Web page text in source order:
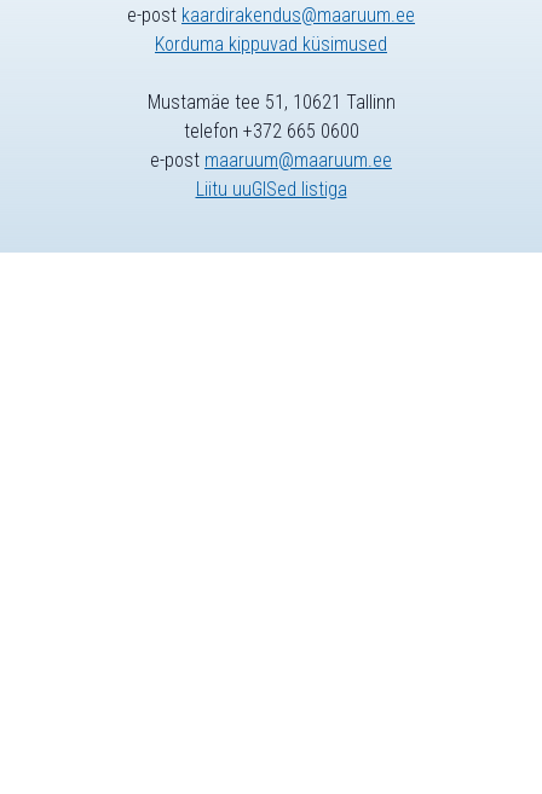
e-post kaardirakendus@maaruum.ee
Korduma kippuvad küsimused
Mustamäe tee 51, 10621 Tallinn
telefon +372 665 0600
e-post maaruum@maaruum.ee
Liitu uuGISed listiga